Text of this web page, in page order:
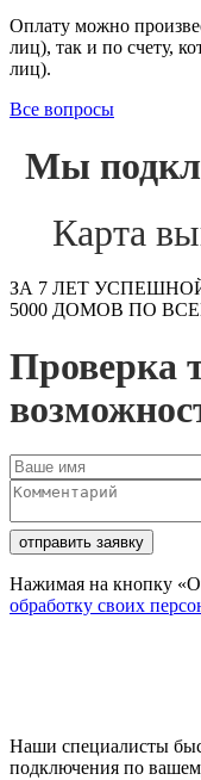
Оплату можно
лиц), так и по счету,
лиц).
Все вопросы
Мы
Карта
ЗА 7 ЛЕТ
5000 ДОМОВ ПО
Проверка
отправить заявку
Нажимая на кнопку
обработку своих
Наши специалисты
подключения по